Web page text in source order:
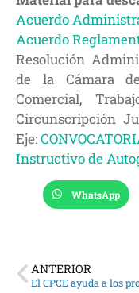
Acuerdo
Acuerdo
Resolución
de la Cámara
Comercial,
Circunscripción
Eje:
Instructivo de
WhatsApp
ANTERIOR